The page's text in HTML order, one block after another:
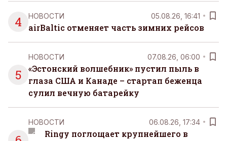
4 НОВОСТИ 05.08.26, 16:41
airBaltic отменяет часть зимних рейсов
5
НОВОСТИ 07.08.26, 06:00
«Эстонский волшебник» пустил пыль в
глаза США и Канаде – стартап беженца
сулил вечную батарейку
НОВОСТИ 06.08.26, 17:34
Ringy поглощает крупнейшего в